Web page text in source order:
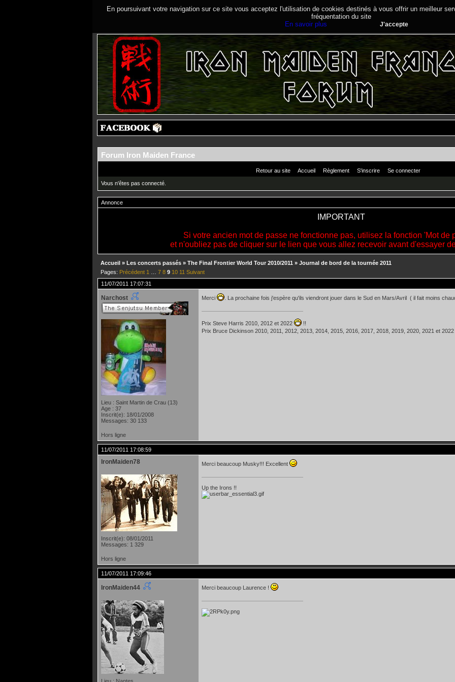
En poursuivant votre navigation sur ce site vous acceptez l'utilisation de cookies destinés à vous offrir un meilleur
fréquentation du site
En savoir plus
J'accepte
Forum Iron Maiden France
Retour au site Accueil Règlement S'inscrire Se connecter
Vous n'êtes pas connecté.
Annonce
IMPORTANT
Si votre ancien mot de passe ne fonctionne pas, utilisez la fonction 'Mot de
et n'oubliez pas de cliquer sur le lien que vous allez recevoir avant d'essayer
Accueil » Les concerts passés » The Final Frontier World Tour 2010/2011 » Journal de bord de la tournée 2011
Pages: Précédent 1 7 8 9 10 11 Suivant
11/07/2011 17:07:31
Narchost
Lieu : Saint Martin de Crau (13)
Age : 37
Inscrit(e): 18/01/2008
Messages: 30 133
Merci . La prochaine fois j'espère qu'ils viendront jouer dans le Sud en Mars/Avril ( il fait moins
Prix Steve Harris 2010, 2012 et 2022
!!
Prix Bruce Dickinson 2010, 2011, 2012, 2013, 2014, 2015, 2016, 2017, 2018, 2019, 2020, 2021 et 2022
Hors ligne
11/07/2011 17:08:59
IronMaiden78
Inscrit(e): 08/01/2011
Messages: 1 329
Merci beaucoup Musky!!! Excellent
Up the Irons !!
Hors ligne
11/07/2011 17:09:46
IronMaiden44 Merci beaucoup Laurence !